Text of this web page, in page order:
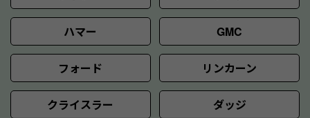
ハマー GMC
フォード リンカーン
クライスラー ダッジ